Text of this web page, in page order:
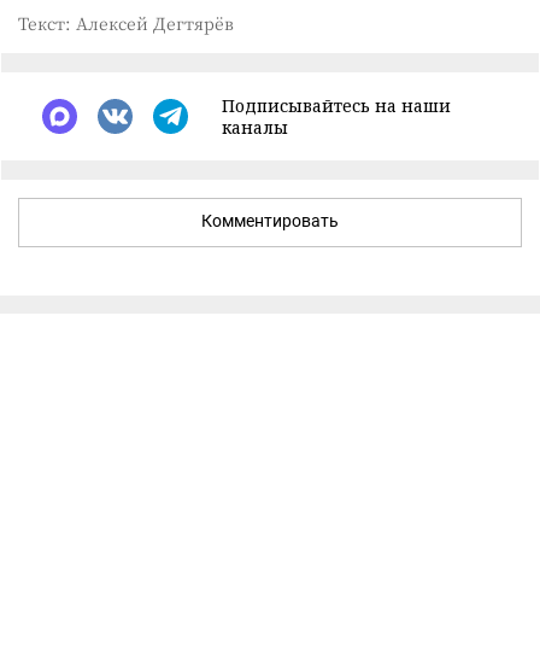
Текст: Алексей Дегтярёв
Подписывайтесь на наши
каналы
Комментировать